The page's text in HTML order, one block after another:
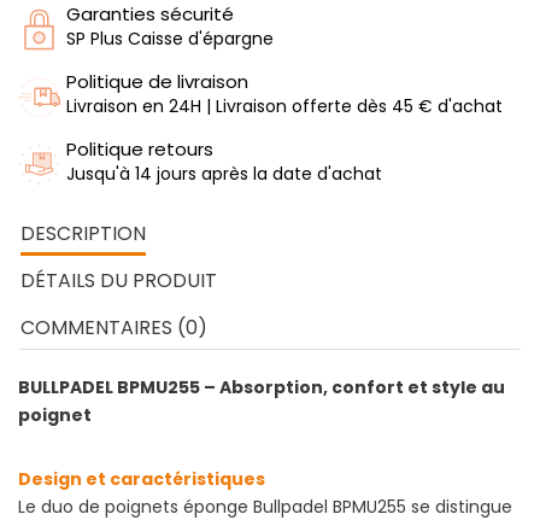
Garanties sécurité
SP Plus Caisse d'épargne
Politique de livraison
Livraison en 24H | Livraison offerte dès 45 € d'achat
Politique retours
Jusqu'à 14 jours après la date d'achat
DESCRIPTION
DÉTAILS DU PRODUIT
COMMENTAIRES (0)
BULLPADEL BPMU255 – Absorption, confort et style au
poignet
Design et caractéristiques
Le duo de poignets éponge Bullpadel BPMU255 se distingue